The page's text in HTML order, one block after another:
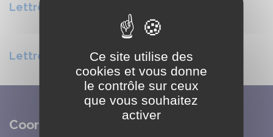
Lettre d'info #3
Lettre d'info #4
Coordonnées Mairie
Ce site utilise des
cookies et vous donne
le contrôle sur ceux
que vous souhaitez
activer